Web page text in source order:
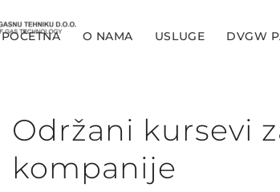
POČETNA O NAMA USLUGE DVGW
Održani kursevi
kompanije